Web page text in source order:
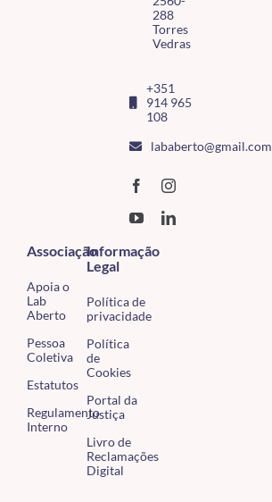
288
Torres
Vedras
+351
914 965
108
lababerto@gmail.com
Associação
Apoia o
Lab
Aberto
Pessoa
Coletiva
Estatutos
Regulamento
Interno
Informação
Legal
Política de
privacidade
Política
de
Cookies
Portal da
Justiça
Livro de
Reclamações
Digital